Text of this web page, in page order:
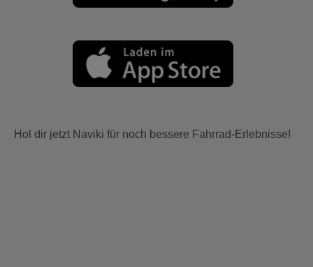
Hol dir jetzt Naviki für noch bessere Fahrrad-Erlebnisse!